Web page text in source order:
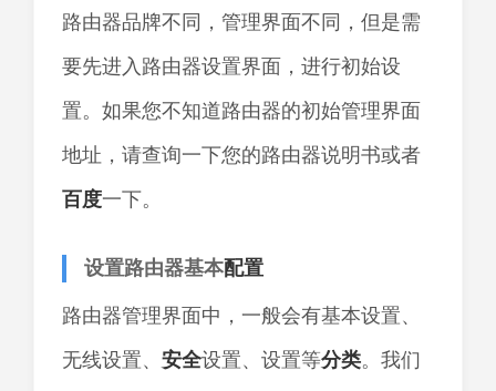
路由器品牌不同，管理界面不同，但是需
要先进入路由器设置界面，进行初始设
置。如果您不知道路由器的初始管理界面
地址，请查询一下您的路由器说明书或者
百度一下。
设置路由器基本配置
路由器管理界面中，一般会有基本设置、
无线设置、 安全设置、设置等分类。我们